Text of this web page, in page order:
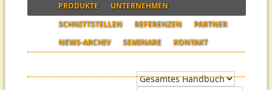
PRODUKTE
UNTERNEHMEN
SCHNITTSTELLEN
REFERENZEN
PARTNER
NEWS-ARCHIV
SEMINARE KONTAKT